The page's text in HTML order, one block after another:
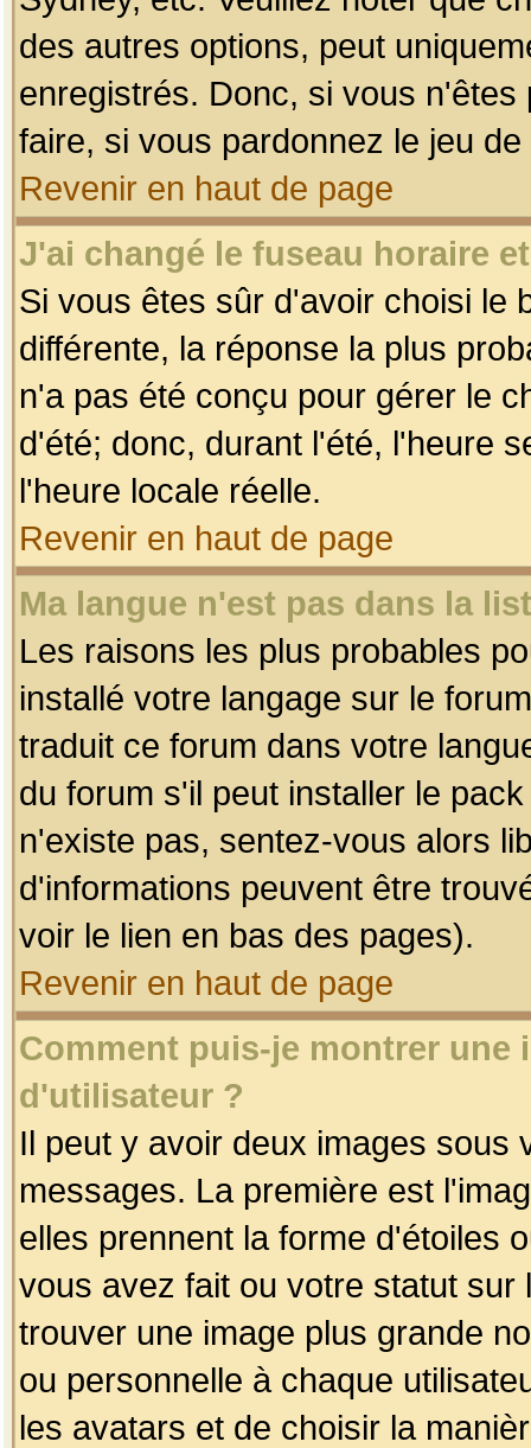
des autres options, peut
enregistrés. Donc, si vous
faire, si vous pardonnez le jeu
Revenir en haut de page
J'ai changé le fuseau horaire
Si vous êtes sûr d'avoir choisi le
différente, la réponse la plus
n'a pas été conçu pour gérer le
d'été; donc, durant l'été, l'heure
l'heure locale réelle.
Revenir en haut de page
Ma langue n'est pas dans la
Les raisons les plus probables
installé votre langage sur le
traduit ce forum dans votre
du forum s'il peut installer le
n'existe pas, sentez-vous alors
d'informations peuvent être
voir le lien en bas des pages).
Revenir en haut de page
Comment puis-je montrer une
d'utilisateur ?
Il peut y avoir deux images sous
messages. La première est
elles prennent la forme d'étoiles
vous avez fait ou votre statut
trouver une image plus grande
ou personnelle à chaque
les avatars et de choisir la